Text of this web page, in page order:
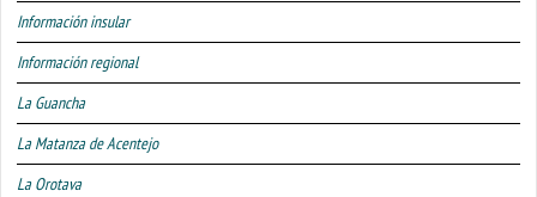
Información insular
Información regional
La Guancha
La Matanza de Acentejo
La Orotava